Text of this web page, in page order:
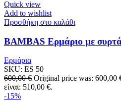
Quick view
Add to wishlist
Προσθήκη στο καλάθι
BAMBAS Ερμάριο με
Ερμάρια
SKU: ES 50
600,00€ Original price was: 600,00
είναι: 510,00 €.
-15%